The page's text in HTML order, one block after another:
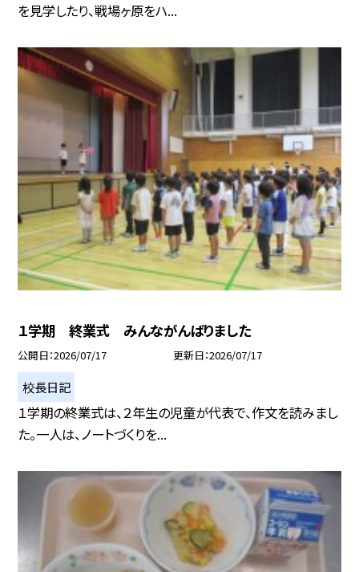
を見学したり、戦場ヶ原をハ...
１学期 終業式 みんながんばりました
公開日 2026/07/17 更新日 2026/07/17
校長日記
１学期の終業式は、２年生の児童が代表で、作文を読みまし
た。一人は、ノートづくりを...